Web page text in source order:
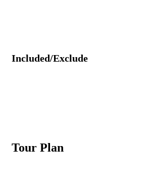
Included/Exclude
Tour Plan